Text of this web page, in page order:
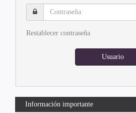
Contraseña:
Restablecer contraseña
Usuario
Información importante